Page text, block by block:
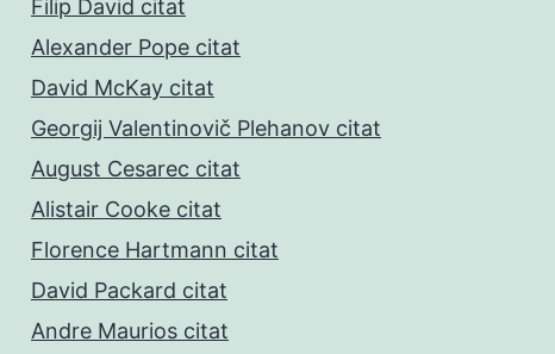
Filip David citat
Alexander Pope citat
David McKay citat
Georgij Valentinovič Plehanov citat
August Cesarec citat
Alistair Cooke citat
Florence Hartmann citat
David Packard citat
Andre Maurios citat